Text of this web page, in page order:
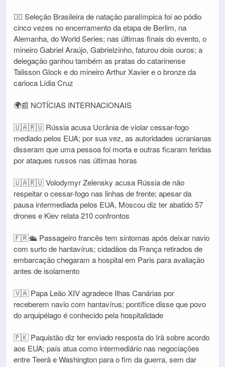
🏊🏻 Seleção Brasileira de natação paralímpica foi ao pódio
cinco vezes no encerramento da etapa de Berlim, na
Alemanha, do World Series; nas últimas finais do evento, o
mineiro Gabriel Araújo, Gabrielzinho, faturou dois ouros; a
delegação ganhou também as pratas do catarinense
Talisson Glock e do mineiro Arthur Xavier e o bronze da
carioca Lídia Cruz
🌍📰 NOTÍCIAS INTERNACIONAIS
🇺🇦🇷🇺 Rússia acusa Ucrânia de violar cessar-fogo
mediado pelos EUA; por sua vez, as autoridades ucranianas
disseram que uma pessoa foi morta e outras ficaram feridas
por ataques russos nas últimas horas
🇺🇦🇷🇺 Volodymyr Zelensky acusa Rússia de não
respeitar o cessar-fogo nas linhas de frente; apesar da
pausa intermediada pelos EUA, Moscou diz ter abatido 57
drones e Kiev relata 210 confrontos
🇫🇷🛳️ Passageiro francês tem sintomas após deixar navio
com surto de hantavírus; cidadãos da França retirados de
embarcação chegaram a hospital em Paris para avaliação
antes de isolamento
🇻🇦 Papa Leão XIV agradece Ilhas Canárias por
receberem navio com hantavírus; pontífice disse que povo
do arquipélago é conhecido pela hospitalidade
🇵🇰 Paquistão diz ter enviado resposta do Irã sobre acordo
aos EUA; país atua como intermediário nas negociações
entre Teerã e Washington para o fim da guerra, sem dar